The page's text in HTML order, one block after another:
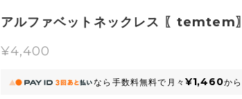
アルファベットネックレス 〖temtem〗
¥4,400
なら 手数料無料で 月々 ¥1,460から